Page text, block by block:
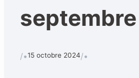
/•15 octobre 2024/•